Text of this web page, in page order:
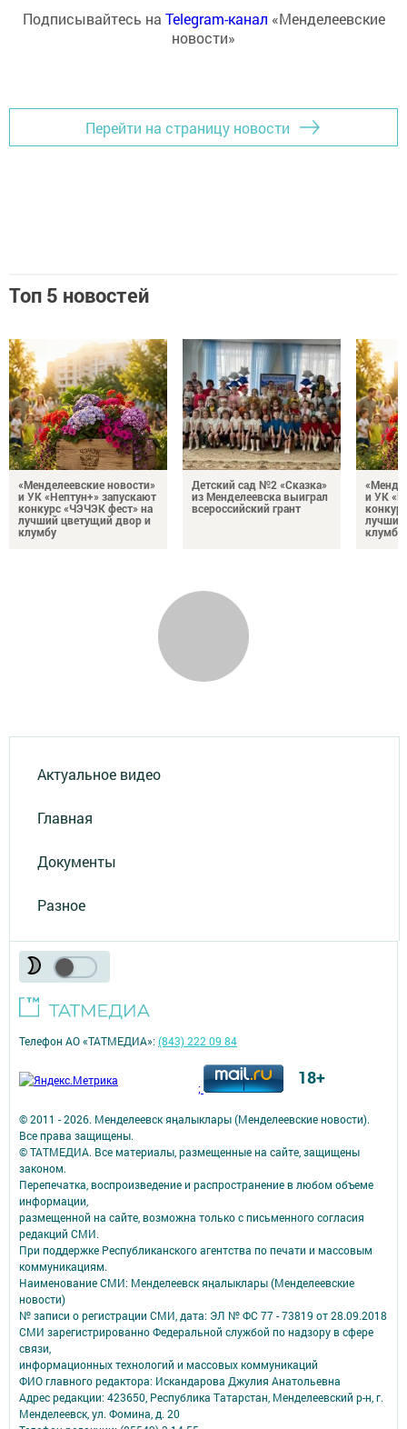
Подписывайтесь на Telegram-канал «Менделеевские
новости»
Перейти на страницу новости
Топ 5 новостей
«Менделеевские новости»
и УК «Нептун+» запускают
конкурс «ЧЭЧЭК фест» на
лучший цветущий двор и
клумбу
Детский сад №2 «Сказка»
из Менделеевска выиграл
всероссийский грант
и УК
лучший
клумбу
Актуальное видео
Главная
Документы
Разное
© 2011 - 2026. Менделеевск яӊалыклары (Менделеевские новости).
Все права защищены.
© ТАТМЕДИА. Все материалы, размещенные на сайте, защищены
законом.
Перепечатка, воспроизведение и распространение в любом объеме
информации,
размещенной на сайте, возможна только с письменного согласия
редакций СМИ.
При поддержке Республиканского агентства по печати и массовым
коммуникациям.
Наименование СМИ: Менделеевск яӊалыклары (Менделеевские
новости)
№ записи о регистрации СМИ, дата: ЭЛ № ФС 77 - 73819 от 28.09.2018
СМИ зарегистрированно Федеральной службой по надзору в сфере
связи,
информационных технологий и массовых коммуникаций
ФИО главного редактора: Искандарова Джулия Анатольевна
Адрес редакции: 423650, Республика Татарстан, Менделеевский р-н, г.
Менделеевск, ул. Фомина, д. 20
Телефон АО «ТАТМЕДИА»:(843) 222 09 84
; 18+